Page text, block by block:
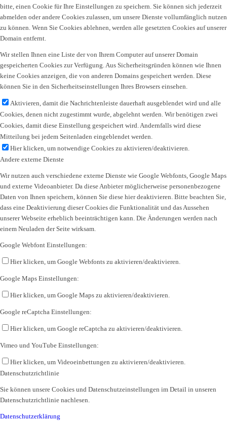
bitte, einen Cookie für Ihre Einstellungen zu speichern. Sie können sich jederzeit
abmelden oder andere Cookies zulassen, um unsere Dienste vollumfänglich nutzen
zu können. Wenn Sie Cookies ablehnen, werden alle gesetzten Cookies auf unserer
Domain entfernt.
Wir stellen Ihnen eine Liste der von Ihrem Computer auf unserer Domain
gespeicherten Cookies zur Verfügung. Aus Sicherheitsgründen können wie Ihnen
keine Cookies anzeigen, die von anderen Domains gespeichert werden. Diese
können Sie in den Sicherheitseinstellungen Ihres Browsers einsehen.
Aktivieren, damit die Nachrichtenleiste dauerhaft ausgeblendet wird und alle
Cookies, denen nicht zugestimmt wurde, abgelehnt werden. Wir benötigen zwei
Cookies, damit diese Einstellung gespeichert wird. Andernfalls wird diese
Mitteilung bei jedem Seitenladen eingeblendet werden.
Hier klicken, um notwendige Cookies zu aktivieren/deaktivieren.
Andere externe Dienste
Wir nutzen auch verschiedene externe Dienste wie Google Webfonts, Google Maps
und externe Videoanbieter. Da diese Anbieter möglicherweise personenbezogene
Daten von Ihnen speichern, können Sie diese hier deaktivieren. Bitte beachten Sie,
dass eine Deaktivierung dieser Cookies die Funktionalität und das Aussehen
unserer Webseite erheblich beeinträchtigen kann. Die Änderungen werden nach
einem Neuladen der Seite wirksam.
Google Webfont Einstellungen:
Hier klicken, um Google Webfonts zu aktivieren/deaktivieren.
Google Maps Einstellungen:
Hier klicken, um Google Maps zu aktivieren/deaktivieren.
Google reCaptcha Einstellungen:
Hier klicken, um Google reCaptcha zu aktivieren/deaktivieren.
Vimeo und YouTube Einstellungen:
Hier klicken, um Videoeinbettungen zu aktivieren/deaktivieren.
Datenschutzrichtlinie
Sie können unsere Cookies und Datenschutzeinstellungen im Detail in unseren
Datenschutzrichtlinie nachlesen.
Datenschutzerklärung